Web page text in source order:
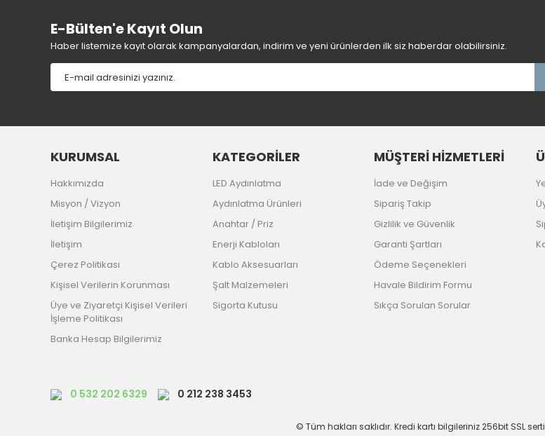
E-Bülten'e Kayıt Olun
Haber listemize kayıt olarak kampanyalardan, indirim ve yeni ürünlerden ilk siz haberdar olabilirsiniz.
KURUMSAL
Hakkımızda
Misyon / Vizyon
İletişim Bilgilerimiz
İletişim
Çerez Politikası
Kişisel Verilerin Korunması
Üye ve Ziyaretçi Kişisel Verileri
İşleme Politikası
Banka Hesap Bilgilerimiz
KATEGORİLER
LED Aydınlatma
Aydınlatma Ürünleri
Anahtar / Priz
Enerji Kabloları
Kablo Aksesuarları
Şalt Malzemeleri
Sigorta Kutusu
MÜŞTERİ HİZMETLERİ
İade ve Değişim
Sipariş Takip
Gizlilik ve Güvenlik
Garanti Şartları
Ödeme Seçenekleri
Havale Bildirim Formu
Sıkça Sorulan Sorular
0 532 202 6329 0 212 238 3453
© Tüm hakları saklıdır. Kredi kartı bilgileriniz 256bit SSL